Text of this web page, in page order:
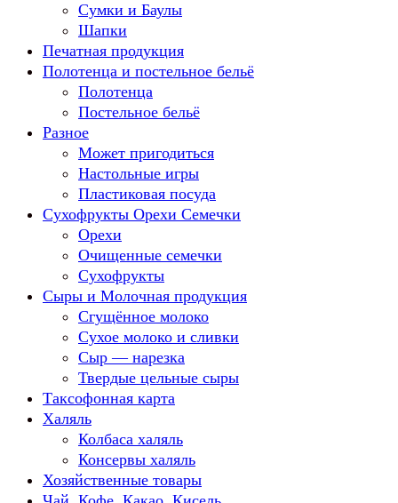
Сумки и Баулы
Шапки
Печатная продукция
Полотенца и постельное бельё
Полотенца
Постельное бельё
Разное
Может пригодиться
Настольные игры
Пластиковая посуда
Сухофрукты Орехи Семечки
Орехи
Очищенные семечки
Сухофрукты
Сыры и Молочная продукция
Сгущённое молоко
Сухое молоко и сливки
Сыр — нарезка
Твердые цельные сыры
Таксофонная карта
Халяль
Колбаса халяль
Консервы халяль
Хозяйственные товары